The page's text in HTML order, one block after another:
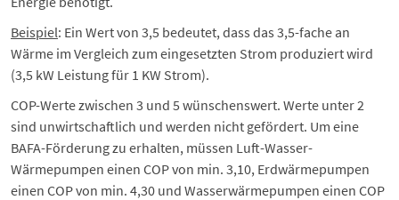
Beispiel: Ein Wert von 3,5 bedeutet, dass das 3,5-fache an
Wärme im Vergleich zum eingesetzten Strom produziert wird
(3,5 kW Leistung für 1 KW Strom).
COP-Werte zwischen 3 und 5 wünschenswert. Werte unter 2
sind unwirtschaftlich und werden nicht gefördert. Um eine
BAFA-Förderung zu erhalten, müssen Luft-Wasser-
Wärmepumpen einen COP von min. 3,10, Erdwärmepumpen
einen COP von min. 4,30 und Wasserwärmepumpen einen COP